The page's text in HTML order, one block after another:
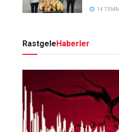
14
RastgeleHaberler